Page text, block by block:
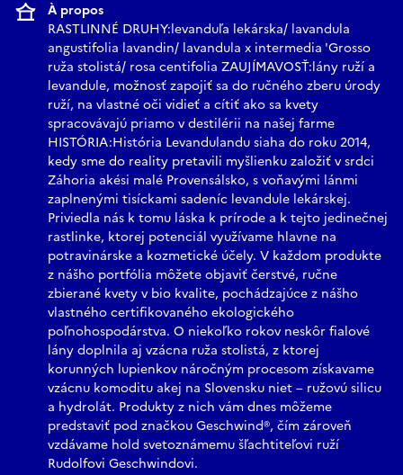
À propos
RASTLINNÉ DRUHY:levanduľa lekárska/ lavandula
angustifolia lavandin/ lavandula x intermedia 'Grosso
ruža stolistá/ rosa centifolia ZAUJÍMAVOSŤ:lány ruží a
levandule, možnosť zapojiť sa do ručného zberu úrody
ruží, na vlastné oči vidieť a cítiť ako sa kvety
spracovávajú priamo v destilérii na našej farme
HISTÓRIA:História Levandulandu siaha do roku 2014,
kedy sme do reality pretavili myšlienku založiť v srdci
Záhoria akési malé Provensálsko, s voňavými lánmi
zaplnenými tisíckami sadeníc levandule lekárskej.
Priviedla nás k tomu láska k prírode a k tejto jedinečnej
rastlinke, ktorej potenciál využívame hlavne na
potravinárske a kozmetické účely. V každom produkte
z nášho portfólia môžete objaviť čerstvé, ručne
zbierané kvety v bio kvalite, pochádzajúce z nášho
vlastného certifikovaného ekologického
poľnohospodárstva. O niekoľko rokov neskôr fialové
lány doplnila aj vzácna ruža stolistá, z ktorej
korunných lupienkov náročným procesom získavame
vzácnu komoditu akej na Slovensku niet – ružovú silicu
a hydrolát. Produkty z nich vám dnes môžeme
predstaviť pod značkou Geschwind®, čím zároveň
vzdávame hold svetoznámemu šľachtiteľovi ruží
Rudolfovi Geschwindovi.